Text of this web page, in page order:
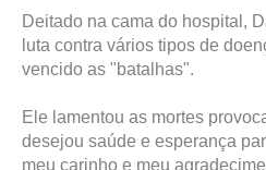
Deitado na cama do hospital,
luta contra vários tipos de
vencido as "batalhas".
Ele lamentou as mortes
desejou saúde e esperança
meu carinho e meu